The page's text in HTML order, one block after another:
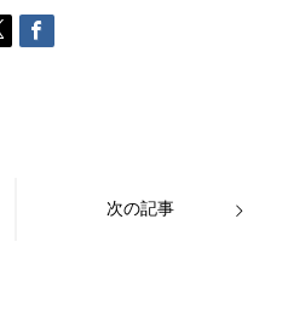
次の記事